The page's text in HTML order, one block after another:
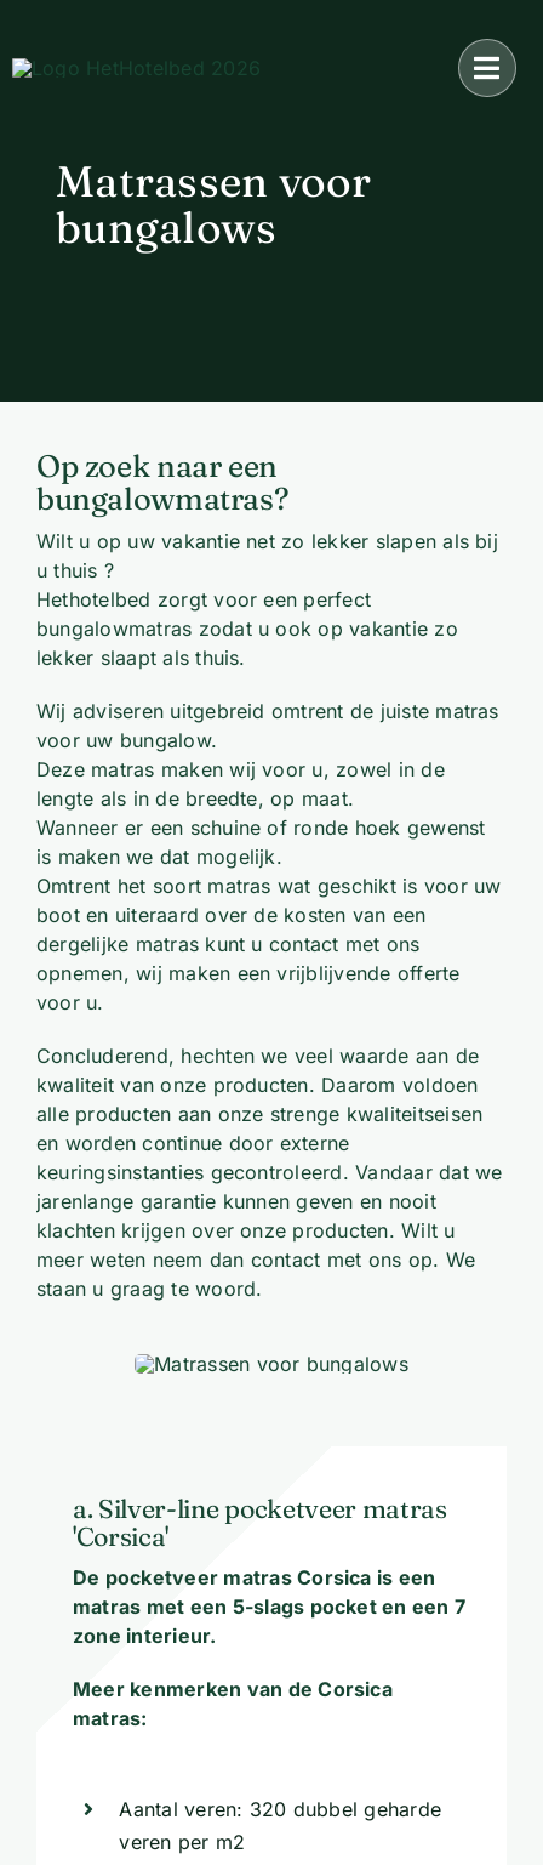
inhoud
Matrassen voor
bungalows
Op zoek naar een
bungalowmatras?
Wilt u op uw vakantie net zo lekker slapen als bij
u thuis ?
Hethotelbed zorgt voor een perfect
bungalowmatras zodat u ook op vakantie zo
lekker slaapt als thuis.
Wij adviseren uitgebreid omtrent de juiste matras
voor uw bungalow.
Deze matras maken wij voor u, zowel in de
lengte als in de breedte, op maat.
Wanneer er een schuine of ronde hoek gewenst
is maken we dat mogelijk.
Omtrent het soort matras wat geschikt is voor uw
boot en uiteraard over de kosten van een
dergelijke matras kunt u contact met ons
opnemen, wij maken een vrijblijvende offerte
voor u.
Concluderend, hechten we veel waarde aan de
kwaliteit van onze producten. Daarom voldoen
alle producten aan onze strenge kwaliteitseisen
en worden continue door externe
keuringsinstanties gecontroleerd. Vandaar dat we
jarenlange garantie kunnen geven en nooit
klachten krijgen over onze producten. Wilt u
meer weten neem dan contact met ons op. We
staan u graag te woord.
a. Silver-line pocketveer matras
'Corsica'
De pocketveer matras Corsica is een
matras met een 5-slags pocket en een 7
zone interieur.
Meer kenmerken van de Corsica
matras:
Aantal veren: 320 dubbel geharde
veren per m2